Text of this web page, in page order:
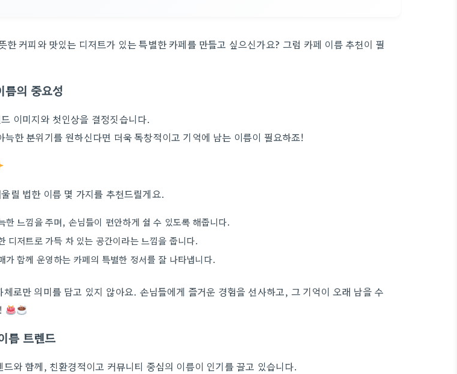
한 커피와 맛있는 디저트가 있는 특별한 카페를 만들고 싶으신가요? 그럼 카페 이름 추천이 필
름의 중요성
이미지와 첫인상을 결정짓습니다.
늑한 분위기를 원하신다면 더욱 독창적이고 기억에 남는 이름이 필요하죠!
릴 법한 이름 몇 가지를 추천드릴게요.
한 느낌을 주며, 손님들이 편안하게 쉴 수 있도록 해줍니다.
디저트로 가득 차 있는 공간이라는 느낌을 줍니다.
가 함께 운영하는 카페의 특별한 정서를 잘 나타냅니다.
체로만 의미를 담고 있지 않아요. 손님들에게 즐거운 경험을 선사하고, 그 기억이 오래 남을 수
름 트렌드
드와 함께, 친환경적이고 커뮤니티 중심의 이름이 인기를 끌고 있습니다.